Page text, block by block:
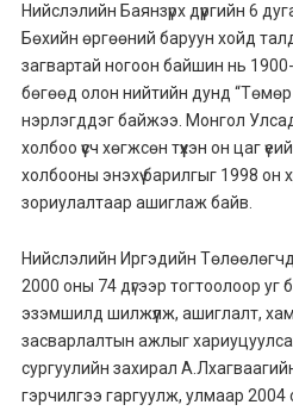
Нийслэлийн Баянзүрх дүүргийн 6
Бөхийн өргөөний баруун хойд
загвартай ногоон байшин нь
бөгөөд олон нийтийн дунд
нэрлэгддэг байжээ. Монгол
холбоо үүсч хөгжсөн түүхэн он цаг
холбооны энэхүү барилгыг 1998 он
зориулалтаар ашиглаж байв.
Нийслэлийн Иргэдийн
2000 оны 74 дүгээр тогтоолоор уг
эзэмшилд шилжүүлж, ашиглалт,
засварлалтын ажлыг
сургуулийн захирал
гэрчилгээ гаргуулж, улмаар 2004